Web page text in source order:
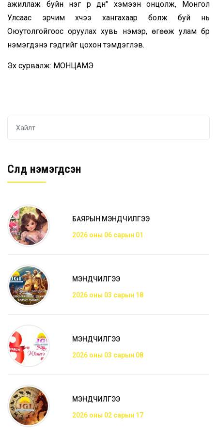
ажиллаж буйн нэг үр дүн" хэмээн онцолж, Монгол
Улсаас эрчим хүчээ хангахаар болж буй нь
Оюутолгойгоос оруулах хувь нэмэр, өгөөж улам бүр
нэмэгдэнэ гэдгийг цохон тэмдэглэв.
Эх сурвалж: МОНЦАМЭ
Сүүлд нэмэгдсэн
БАЯРЫН МЭНДЧИЛГЭЭ
2026 оны 06 сарын 01
МЭНДЧИЛГЭЭ
2026 оны 03 сарын 18
МЭНДЧИЛГЭЭ
2026 оны 03 сарын 08
МЭНДЧИЛГЭЭ
2026 оны 02 сарын 17